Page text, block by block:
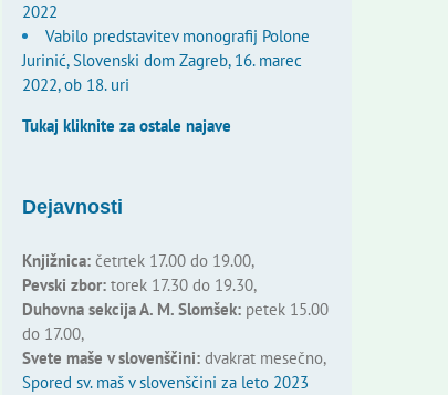
2022
Vabilo predstavitev monografij Polone
Jurinić, Slovenski dom Zagreb, 16. marec
2022, ob 18. uri
Tukaj kliknite za ostale najave
Dejavnosti
Knjižnica:četrtek 17.00 do 19.00,
Pevski zbor:torek 17.30 do 19.30,
Duhovna sekcija A. M. Slomšek:petek 15.00
do 17.00,
Svete maše v slovenščini:dvakrat mesečno,
Spored sv. maš v slovenščini za leto 2023